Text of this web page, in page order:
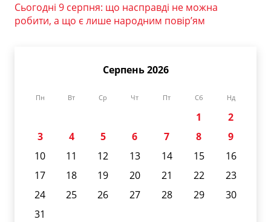
Сьогодні 9 серпня: що насправді не можна
робити, а що є лише народним повір’ям
Серпень 2026
Пн Вт Ср Чт Пт Сб Нд
1
2
3
4 5 6 7 8
9
10
11 12 13 14 15
16
17
18 19 20 21 22
23
24
25 26 27 28 29
30
31